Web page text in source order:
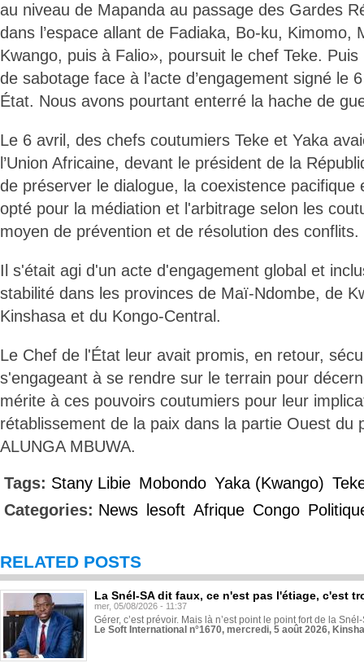
au niveau de Mapanda au passage des Gardes
dans l’espace allant de Fadiaka, Bo-ku, Kimomo,
Kwango, puis à Falio», poursuit le chef Teke.
de sabotage face à l’acte d’engagement signé le
État. Nous avons pourtant enterré la hache de
Le 6 avril, des chefs coutumiers Teke et Yaka
l’Union Africaine, devant le président de la
de préserver le dialogue, la coexistence pacifique
opté pour la médiation et l'arbitrage selon les
moyen de prévention et de résolution des conflits.
Il s'était agi d'un acte d'engagement global et
stabilité dans les provinces de Maï-Ndombe, de
Kinshasa et du Kongo-Central.
Le Chef de l'État leur avait promis, en retour,
s'engageant à se rendre sur le terrain pour
mérite à ces pouvoirs coutumiers pour leur
rétablissement de la paix dans la partie Ouest du
ALUNGA MBUWA.
Tags: Stany Libie Mobondo Yaka (Kwango)
Categories: News lesoft Afrique Congo
RELATED POSTS
La Snél-SA dit faux, ce n'est pas l'étiage, c'est
mer, 05/08/2026 - 11:37
Gérer, c’est prévoir. Mais là n’est point le point fort de la
Le Soft International n°1670, mercredi, 5 août 2026,